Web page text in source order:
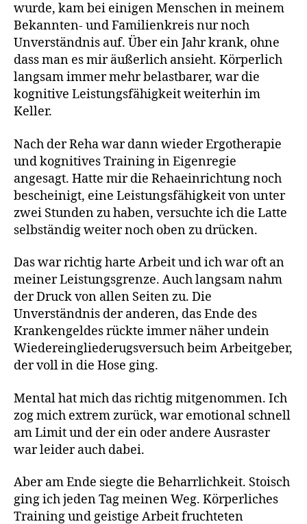
wurde, kam bei einigen Menschen in meinem
Bekannten- und Familienkreis nur noch
Unverständnis auf. Über ein Jahr krank, ohne
dass man es mir äußerlich ansieht. Körperlich
langsam immer mehr belastbarer, war die
kognitive Leistungsfähigkeit weiterhin im
Keller.
Nach der Reha war dann wieder Ergotherapie
und kognitives Training in Eigenregie
angesagt. Hatte mir die Rehaeinrichtung noch
bescheinigt, eine Leistungsfähigkeit von unter
zwei Stunden zu haben, versuchte ich die Latte
selbständig weiter noch oben zu drücken.
Das war richtig harte Arbeit und ich war oft an
meiner Leistungsgrenze. Auch langsam nahm
der Druck von allen Seiten zu. Die
Unverständnis der anderen, das Ende des
Krankengeldes rückte immer näher undein
Wiedereingliederugsversuch beim Arbeitgeber,
der voll in die Hose ging.
Mental hat mich das richtig mitgenommen. Ich
zog mich extrem zurück, war emotional schnell
am Limit und der ein oder andere Ausraster
war leider auch dabei.
Aber am Ende siegte die Beharrlichkeit. Stoisch
ging ich jeden Tag meinen Weg. Körperliches
Training und geistige Arbeit fruchteten